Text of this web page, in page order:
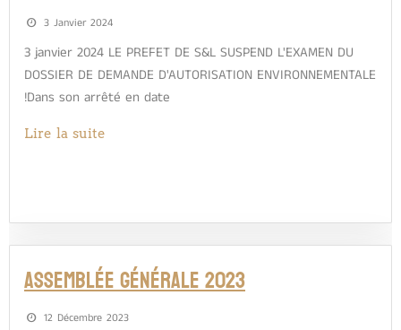
3 Janvier 2024
3 janvier 2024 LE PREFET DE S&L SUSPEND L'EXAMEN DU
DOSSIER DE DEMANDE D'AUTORISATION ENVIRONNEMENTALE
!Dans son arrêté en date
Lire la suite
Assemblée Générale 2023
12 Décembre 2023